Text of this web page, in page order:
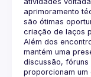
aprimoramento
são ótimas
Além dos
mantém uma
discussão,
proporcionam